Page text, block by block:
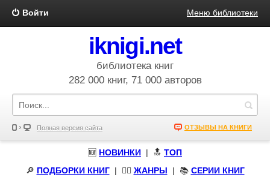
Войти Меню библиотеки
iknigi.net
библиотека книг
282 000 книг, 71 000 авторов
Полная версия сайта ОТЗЫВЫ НА КНИГИ
🆕 НОВИНКИ | 🔝 ТОП
🔎 ПОДБОРКИ КНИГ| 🧝‍♀️ ЖАНРЫ | 📚 СЕРИИ КНИГ